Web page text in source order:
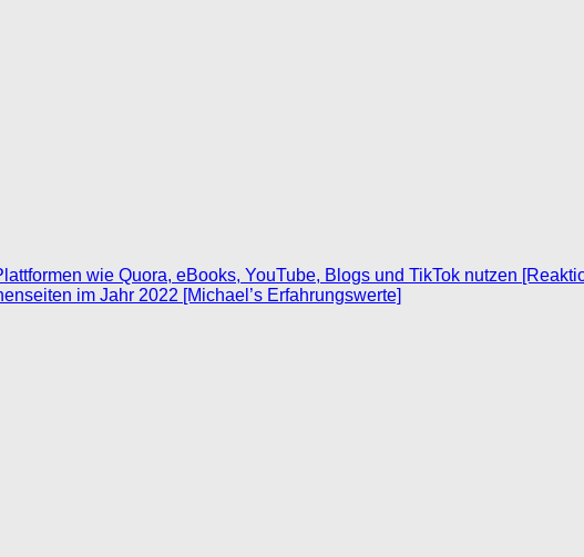
wie Quora, eBooks, YouTube, Blogs und TikTok nutzen
im Jahr 2022 [Michael’s Erfahrungswerte]